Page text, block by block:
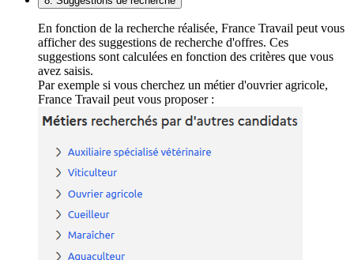
En fonction de la recherche réalisée, France Travail peut vous
afficher des suggestions de recherche d'offres. Ces
suggestions sont calculées en fonction des critères que vous
avez saisis.
Par exemple si vous cherchez un métier d'ouvrier agricole,
France Travail peut vous proposer :